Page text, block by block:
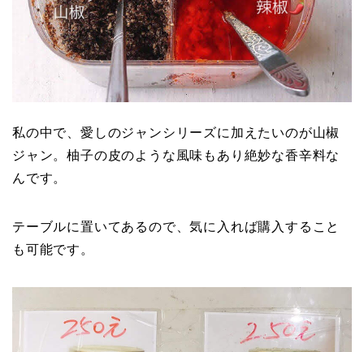
私の中で、愛しのジャンシリーズに加えたいのが山椒
ジャン。柚子の皮のような風味もあり絶妙な香辛料な
んです。
テーブルに置いてあるので、気に入れば購入すること
も可能です。